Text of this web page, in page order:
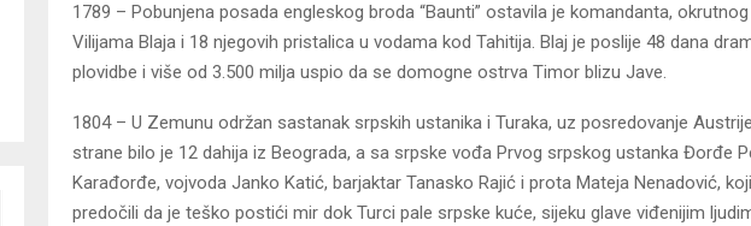
1789 – Pobunjena posada engleskog broda “Baunti” ostavila je komandanta,
Vilijama Blaja i 18 njegovih pristalica u vodama kod Tahitija. Blaj je poslije 48 dana
plovidbe i više od 3.500 milja uspio da se domogne ostrva Timor blizu Jave.
1804 – U Zemunu održan sastanak srpskih ustanika i Turaka, uz posredovanje
strane bilo je 12 dahija iz Beograda, a sa srpske vođa Prvog srpskog ustanka Đorđe
Karađorđe, vojvoda Janko Katić, barjaktar Tanasko Rajić i prota Mateja Nenadović,
predočili da je teško postići mir dok Turci pale srpske kuće, sijeku glave viđenijim